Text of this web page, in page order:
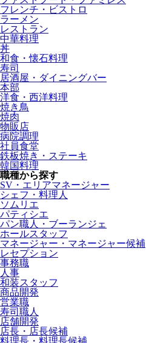
フレンチ・ビストロ
ラーメン
レストラン
中華料理
丼
和食・懐石料理
寿司
居酒屋・ダイニングバー
本部
洋食・西洋料理
焼き鳥
焼肉
物販店
病院調理
社員食堂
鉄板焼き・ステーキ
韓国料理
職種から探す
SV・エリアマネージャー
シェフ・料理人
ソムリエ
パティシエ
パン職人・ブーランジェ
ホールスタッフ
マネージャー・マネージャー候補
レセプション
事務職
人事
和装スタッフ
商品開発
営業職
寿司職人
店舗開発
店長・店長候補
料理長・料理長候補